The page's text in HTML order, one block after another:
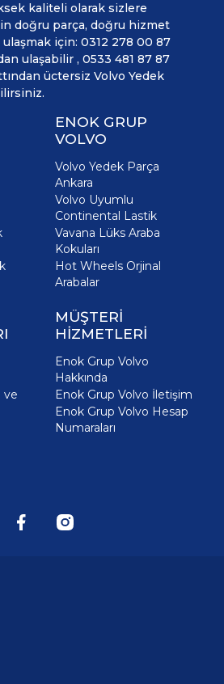
kaliteli olarak sizlere
doğru parça, doğru hizmet
ulaşmak için: 0312 278 00 87
ulaşabilir , 0533 481 87 87
üctersiz Volvo Yedek
ENOK GRUP
VOLVO
Volvo Yedek Parça
Ankara
Volvo Uyumlu
Continental Lastik
Vavana Lüks Araba
Kokuları
Hot Wheels Orjinal
Arabalar
ve
MÜŞTERİ
HİZMETLERİ
Enok Grup Volvo
Hakkında
Enok Grup Volvo İletişim
Enok Grup Volvo Hesap
Numaraları